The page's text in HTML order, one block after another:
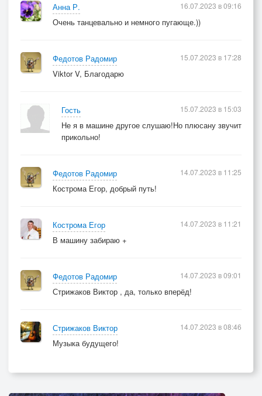
Анна Р.
Очень танцевально и немного пугающе.))
16.07.2023 в 09:16
Федотов Радомир
Viktor V, Благодарю
15.07.2023 в 17:28
Гость
Не я в машине другое слушаю!Но плюсану звучит
прикольно!
15.07.2023 в 15:03
Федотов Радомир
Кострома Егор, добрый путь!
14.07.2023 в 11:25
Кострома Егор
В машину забираю +
14.07.2023 в 11:21
Федотов Радомир
Стрижаков Виктор , да, только вперёд!
14.07.2023 в 09:01
Стрижаков Виктор
Музыка будущего!
14.07.2023 в 08:46